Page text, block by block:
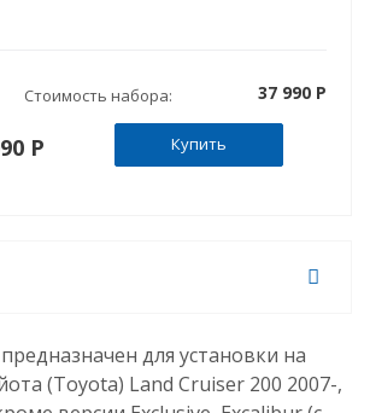
Стоимость набора: 37 990 P
P Купить
для установки на
(Toyota) Land Cruiser 200 2007-,